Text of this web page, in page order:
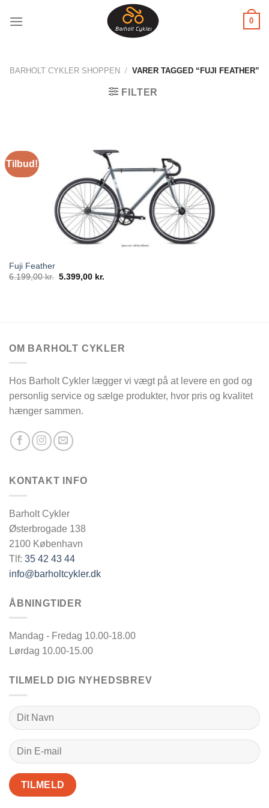
0
BARHOLT CYKLER SHOPPEN / VARER TAGGED “FUJI FEATHER”
FILTER
Tilbud!
Fuji Feather
6.199,00kr. Den
5.399,00 kr.Den
OM BARHOLT CYKLER
Hos Barholt Cykler lægger vi vægt på at levere en god og
personlig service og sælge produkter, hvor pris og kvalitet
hænger sammen.
KONTAKT INFO
Barholt Cykler
Østerbrogade 138
2100 København
Tlf: 35 42 43 44
info@barholtcykler.dk
ÅBNINGTIDER
Mandag - Fredag 10.00-18.00
Lørdag 10.00-15.00
TILMELD DIG NYHEDSBREV